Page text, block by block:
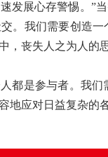
发展心存警惕。”
。我们需要创造
，丧失人之为人的
是参与者。我们
地应对日益复杂